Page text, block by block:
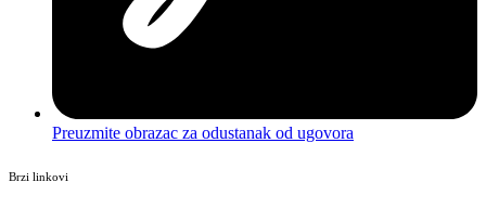
Preuzmite obrazac za odustanak od ugovora
Brzi linkovi